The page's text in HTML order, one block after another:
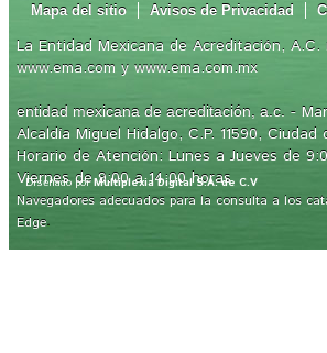
Mapa del sitio Avisos de Privacidad
La Entidad Mexicana de Acreditación,
www.ema.com y www.ema.com.mx
entidad mexicana de acreditación, a.c. -
Alcaldía Miguel Hidalgo, C.P. 11590,
Horario de Atención: Lunes a Jueves de
Viernes de 9:00 a 14:00 horas
Navegadores adecuados para la consulta a los
Edge.
Diseñado porMultiplexia Digital S.A. de C.V